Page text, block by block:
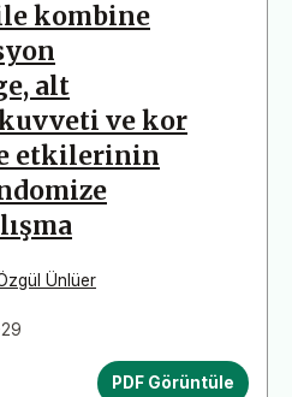
kombine
alt
ve kor
etkilerinin
Ünlüer
PDF Görüntüle